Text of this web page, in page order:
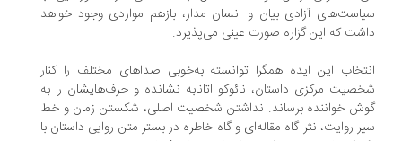
آزادی بیان و انسان مدار، بازهم مواردی وجود خواهد
که این گزاره صورت عینی می‌پذیرد.
این ایده همگرا توانسته به‌خوبی صداهای مختلف را کنار
مرکزی داستان، نائوکو اتانابه نشانده و حرف‌هایشان را به
خواننده برساند. نداشتن شخصیت اصلی، شکستن زمان و خط
روایت، نثر گاه مقاله‌ای و گاه خاطره در بستر متن روایی داستان با